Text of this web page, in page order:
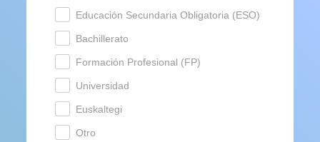
Educación Secundaria Obligatoria (ESO)
Bachillerato
Formación Profesional (FP)
Universidad
Euskaltegi
Otro